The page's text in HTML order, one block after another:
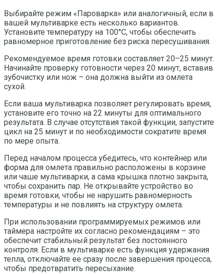
Выбирайте режим «Пароварка» или аналогичный, если в
вашей мультиварке есть несколько вариантов.
Установите температуру на 100°C, чтобы обеспечить
равномерное приготовление без риска пересушивания.
Рекомендуемое время готовки составляет 20–25 минут.
Начинайте проверку готовности через 20 минут, вставив
зубочистку или нож – она должна выйти из омлета
сухой.
Если ваша мультиварка позволяет регулировать время,
установите его точно на 22 минуты для оптимального
результата. В случае отсутствия такой функции, запустите
цикл на 25 минут и по необходимости сократите время
по мере опыта.
Перед началом процесса убедитесь, что контейнер или
форма для омлета правильно расположены в корзине
или чаше мультиварки, а сама крышка плотно закрыта,
чтобы сохранить пар. Не открывайте устройство во
время готовки, чтобы не нарушить равномерность
температуры и не повлиять на структуру омлета.
При использовании программируемых режимов или
таймера настройте их согласно рекомендациям – это
обеспечит стабильный результат без постоянного
контроля. Если в мультиварке есть функция удержания
тепла, отключайте ее сразу после завершения процесса,
чтобы предотвратить пересыхание.